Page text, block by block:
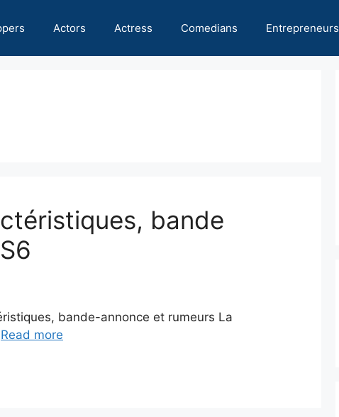
Actors Actress Comedians Entrepreneurs
bande
bande-annonce et rumeurs La
Read more